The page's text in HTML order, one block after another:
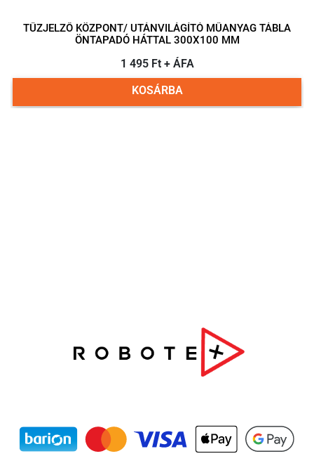
TŰZJELZŐ KÖZPONT/ UTÁNVILÁGÍTÓ MŰANYAG TÁBLA
ÖNTAPADÓ HÁTTAL 300X100 MM
1 495 Ft + ÁFA
KOSÁRBA